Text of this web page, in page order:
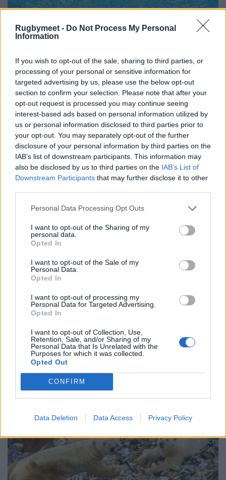
Rugbymeet - Do Not Process My Personal
Information
If you wish to opt-out of the sale, sharing to third parties, or
processing of your personal or sensitive information for
targeted advertising by us, please use the below opt-out
section to confirm your selection. Please note that after your
opt-out request is processed you may continue seeing
interest-based ads based on personal information utilized by
us or personal information disclosed to third parties prior to
your opt-out. You may separately opt-out of the further
disclosure of your personal information by third parties on the
IAB’s list of downstream participants. This information may
also be disclosed by us to third parties on the IAB’s List of
Downstream Participants that may further disclose it to other
Personal Data Processing Opt Outs
I want to opt-out of the Sharing of my
personal data.
Opted In
I want to opt-out of the Sale of my
Personal Data.
Opted In
I want to opt-out of processing my
Personal Data for Targeted Advertising.
Opted In
I want to opt-out of Collection, Use,
Retention, Sale, and/or Sharing of my
Personal Data that Is Unrelated with the
Purposes for which it was collected.
Opted Out
CONFIRM
Data Deletion Data Access Privacy Policy